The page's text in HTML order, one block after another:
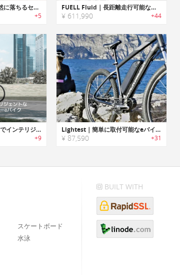
Avarax-E｜汚れが自然に落ちるセルフクリーニングハイブリッドEバイク「アヴァラックスE」
+5
FUELL Fluid｜長距離走行可能なエレガントデザインeバイク「フルイド」
¥ 611,990 +44
Urtopia｜スポーティでインテリジェントなカーボンファイバーeバイク「ユートピア」
+9
Lightest｜簡単に取付可能なeバイクキット「ライテスト」
¥ 87,590 +31
スケートボード
水泳
BUILT WITH